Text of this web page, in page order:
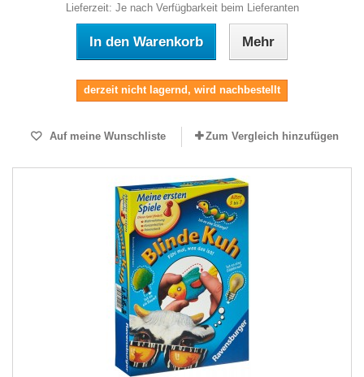
Lieferzeit: Je nach Verfügbarkeit beim Lieferanten
In den Warenkorb Mehr
derzeit nicht lagernd, wird nachbestellt
Auf meine Wunschliste Zum Vergleich hinzufügen